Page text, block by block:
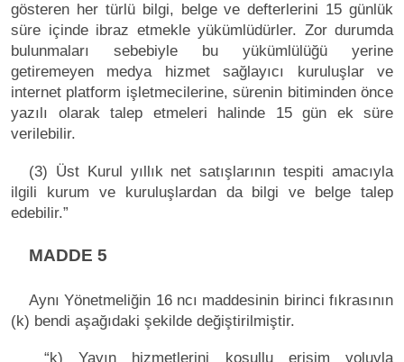
gösteren her türlü bilgi, belge ve defterlerini 15 günlük
süre içinde ibraz etmekle yükümlüdürler. Zor durumda
bulunmaları sebebiyle bu yükümlülüğü yerine
getiremeyen medya hizmet sağlayıcı kuruluşlar ve
internet platform işletmecilerine, sürenin bitiminden önce
yazılı olarak talep etmeleri halinde 15 gün ek süre
verilebilir.
(3) Üst Kurul yıllık net satışlarının tespiti amacıyla
ilgili kurum ve kuruluşlardan da bilgi ve belge talep
edebilir.”
MADDE 5
Aynı Yönetmeliğin 16 ncı maddesinin birinci fıkrasının
(k) bendi aşağıdaki şekilde değiştirilmiştir.
“k) Yayın hizmetlerini koşullu erişim yoluyla